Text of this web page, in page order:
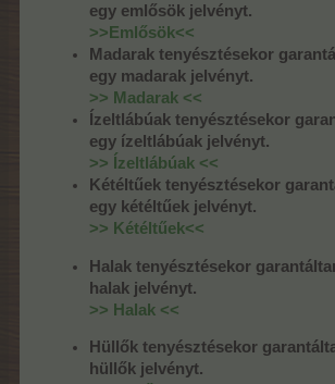
egy emlősök jelvényt.
>>Emlősök<<
Madarak tenyésztésekor
egy madarak jelvényt.
>> Madarak <<
Ízeltlábúak tenyésztésekor
egy ízeltlábúak jelvényt.
>> Ízeltlábúak <<
Kétéltűek tenyésztésekor
egy kétéltűek jelvényt.
>> Kétéltűek<<
Halak tenyésztésekor
halak jelvényt.
>> Halak <<
Hüllők tenyésztésekor
hüllők jelvényt.